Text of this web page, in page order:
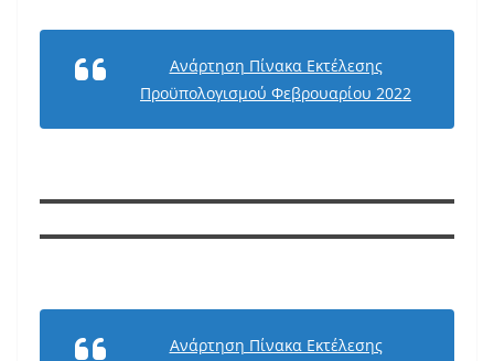
Ανάρτηση Πίνακα Εκτέλεσης
Προϋπολογισμού Φεβρουαρίου 2022
Ανάρτηση Πίνακα Εκτέλεσης